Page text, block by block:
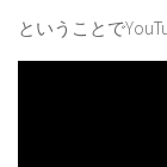
ということで